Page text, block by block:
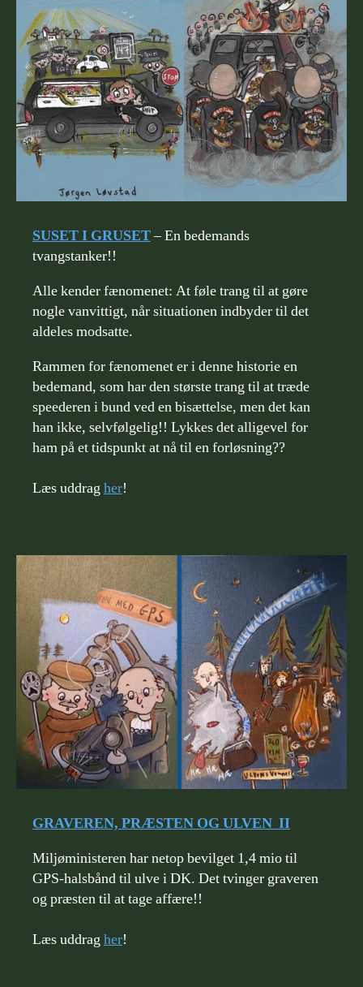
SUSET I GRUSET– En bedemands
tvangstanker!!
Alle kender fænomenet: At føle trang til at gøre
nogle vanvittigt, når situationen indbyder til det
aldeles modsatte.
Rammen for fænomenet er i denne historie en
bedemand, som har den største trang til at træde
speederen i bund ved en bisættelse, men det kan
han ikke, selvfølgelig!! Lykkes det alligevel for
ham på et tidspunkt at nå til en forløsning??
Læs uddragher!
GRAVEREN, PRÆSTEN OG ULVEN II
Miljøministeren har netop bevilget 1,4 mio til
GPS-halsbånd til ulve i DK. Det tvinger graveren
og præsten til at tage affære!!
Læs uddragher!